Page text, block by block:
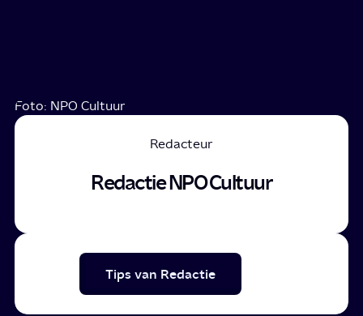
Foto: NPO Cultuur
Redacteur
Redactie NPO Cultuur
Tips van Redactie